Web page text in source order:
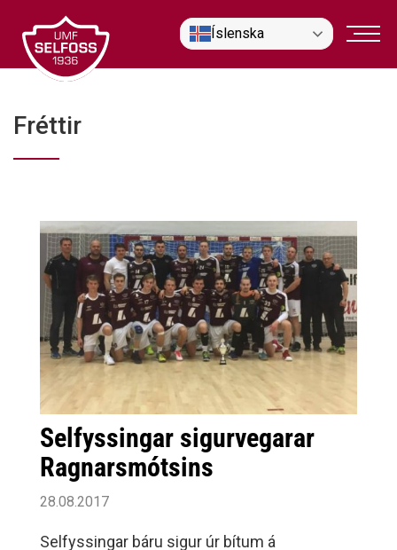
efni
Íslenska
Fréttir
Selfyssingar sigurvegarar
Ragnarsmótsins
28.08.2017
Selfyssingar báru sigur úr bítum á